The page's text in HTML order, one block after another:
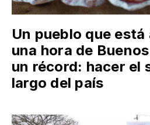
Un pueblo que está
una hora de
un récord: hacer el
largo del país